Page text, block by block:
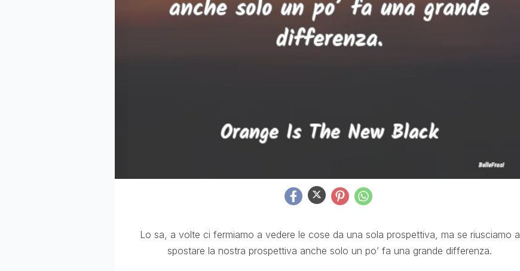
Lo sa, a volte ci fermiamo a vedere le cose da una sola prospettiva, ma se riusciamo a
spostare la nostra prospettiva anche solo un po’ fa una grande differenza.